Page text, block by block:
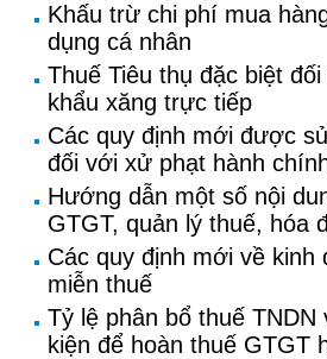
Khấu trừ chi phí mua
dụng cá nhân
Thuế Tiêu thụ đặc biệt
khẩu xăng trực tiếp
Các quy định mới được
đối với xử phạt hành
Hướng dẫn một số nội
GTGT, quản lý thuế, hóa
Các quy định mới về kinh
miễn thuế
Tỷ lệ phân bổ thuế TNDN
kiện để hoàn thuế GTGT